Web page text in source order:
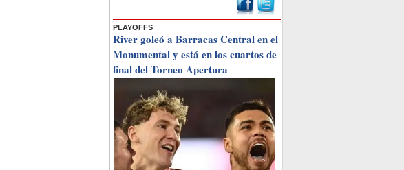
PLAYOFFS
River goleó a Barracas Central en el
Monumental y está en los cuartos de
final del Torneo Apertura